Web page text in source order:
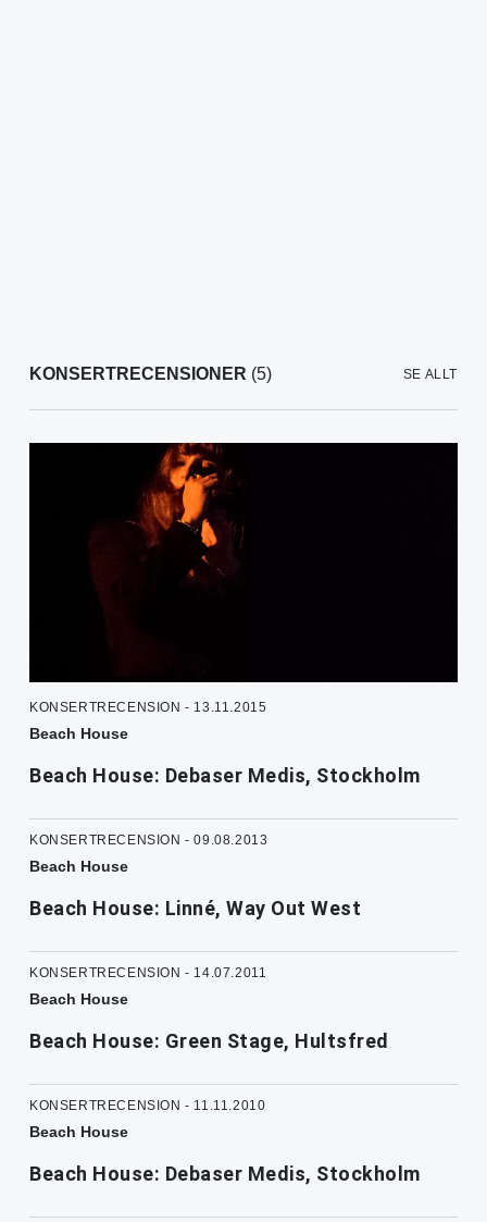
KONSERTRECENSIONER (5) SE ALLT
KONSERTRECENSION - 13.11.2015
Beach House
Beach House: Debaser Medis, Stockholm
KONSERTRECENSION - 09.08.2013
Beach House
Beach House: Linné, Way Out West
KONSERTRECENSION - 14.07.2011
Beach House
Beach House: Green Stage, Hultsfred
KONSERTRECENSION - 11.11.2010
Beach House
Beach House: Debaser Medis, Stockholm